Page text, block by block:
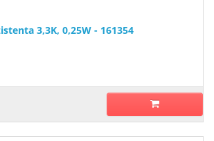
3,3K, 0,25W - 161354